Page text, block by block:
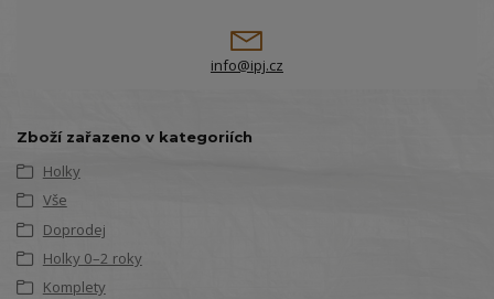
info@ipj.cz
Zboží zařazeno v kategoriích
Holky
Vše
Doprodej
Holky 0–2 roky
Komplety